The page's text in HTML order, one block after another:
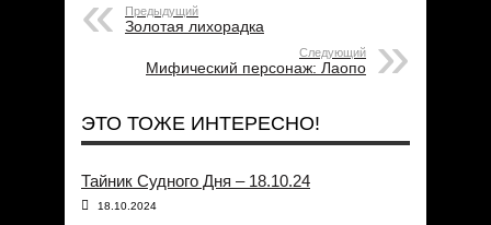
Предыдущий
Золотая лихорадка
Следующий
Мифический персонаж: Лаопо
ЭТО ТОЖЕ ИНТЕРЕСНО!
Тайник Судного Дня – 18.10.24
18.10.2024